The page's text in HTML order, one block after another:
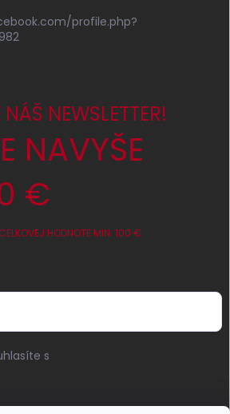
profile.php?
NEWSLETTER!
NAVYŠE
€
HODNOTE MIN. 100 €
s